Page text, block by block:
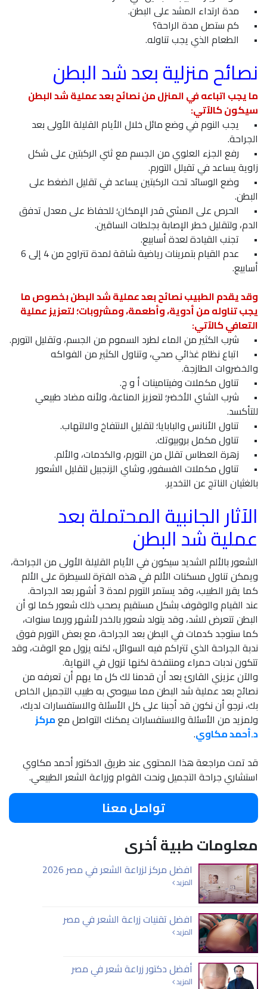
•
مدة ارتداء المشد على البطن.
•
كم ستصل مدة الراحة؟
•
الطعام الذي يجب تناوله.
نصائح منزلية بعد شد البطن
ما يجب اتباعه في المنزل من نصائح بعد عملية شد البطن
سيكون كالآتي:
•
يجب النوم في وضع مائل خلال الأيام القليلة الأولى بعد
الجراحة.
•
رفع الجزء العلوي من الجسم مع ثني الركبتين على شكل
زاوية يساعد في تقيلل التورم.
•
وضع الوسائد تحت الركبتين يساعد في تقليل الضغط على
البطن.
•
الحرص على المشي قدر الإمكان؛ للحفاظ على معدل تدفق
الدم، ولتقليل خطر الإصابة بجلطات الساقين.
•
تجنب القيادة لعدة أسابيع.
•
عدم القيام بتمرينات رياضية شاقة لمدة تتراوح من 4 إلى 6
أسابيع.
وقد يقدم الطبيب نصائح بعد عملية شد البطن بخصوص ما
يجب تناوله من أدوية، وأطعمة، ومشروبات؛ لتعزيز عملية
التعافي كالآتي:
•
شرب الكثير من الماء لطرد السموم من الجسم، وتقليل التورم.
•
اتباع نظام غذائي صحي، وتناول الكثير من الفواكه
والخضروات الطازجة.
•
تناول مكملات وفيتامينات أ و ج.
•
شرب الشاي الأخضر؛ لتعزيز المناعة، ولأنه مضاد طبيعي
للتأكسد.
•
تناول الأنانس والبابايا؛ لتقليل الانتفاخ والالتهاب.
•
تناول مكمل بروبيوتك.
•
زهرة العطاس تقلل من التورم، والكدمات، والألم.
•
تناول مكملات الفسفور، وشاي الزنجبيل لتقليل الشعور
بالغثيان الناتج عن التخدير.
الآثار الجانبية المحتملة بعد
عملية شد البطن
الشعور بالألم الشديد سيكون في الأيام القليلة الأولى من الجراحة،
ويمكن تناول مسكنات الألم في هذه الفترة للسيطرة على الألم
كما يقرر الطبيب، وقد يستمر التورم لمدة 3 أشهر بعد الجراحة.
عند القيام والوقوف بشكل مستقيم يصحب ذلك شعور كما لو أن
البطن تتعرض للشد، وقد يتولد شعور بالخدر لأشهر وربما سنوات،
كما ستوجد كدمات في البطن بعد الجراحة، مع بعض التورم فوق
ندبة الجراحة الذي تتراكم فيه السوائل، لكنه يزول مع الوقت، وقد
تتكون ندبات حمراء ومنتفخة لكنها تزول في النهاية.
والآن عزيزي القارئ بعد أن قدمنا لك كل ما يهم أن تعرفه من
نصائح بعد عملية شد البطن مما سيوصي به طبيب التجميل الخاص
بك، نرجو أن نكون قد أجبنا على كل الأسئلة والاستفسارات لديك،
ولمزيد من الأسئلة والاستفسارات يمكنك التواصل معمركز
د.أحمد مكاوي.
قد تمت مراجعة هذا المحتوى عند طريق الدكتور أحمد مكاوي
استشاري جراحة التجميل ونحت القوام وزراعة الشعر الطبيعي.
تواصل معنا
معلومات طبية أخرى
افضل مركز لزراعة الشعر في مصر 2026
المزيد
افضل تقنيات زراعة الشعر في مصر
المزيد
أفضل دكتور زراعة شعر في مصر
المزيد